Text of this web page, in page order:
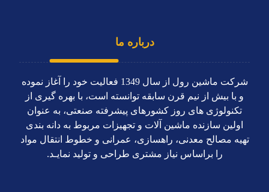
درباره ما
شرکت ماشین رول از سال 1349 فعاليت خود را آغاز نموده
و با بیش از نیم قرن سابقه توانسته است، با بهره گیری از
تکنولوژی های روز کشورهای پیشرفته صنعتی، به عنوان
اولین سازنده ماشین آلات و تجهیزات مربوط به دانه بندی
تهیه مصالح معدنی، راهسازی، عمرانی و خطوط انتقال مواد
را براساس نياز مشتری طراحی و توليد نمايـد.